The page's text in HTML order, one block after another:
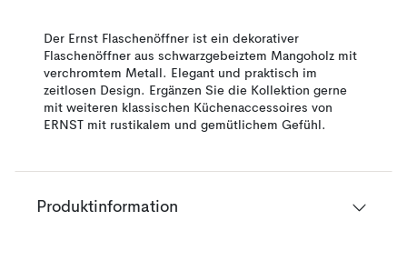
Der Ernst Flaschenöffner ist ein dekorativer
Flaschenöffner aus schwarzgebeiztem Mangoholz mit
verchromtem Metall. Elegant und praktisch im
zeitlosen Design. Ergänzen Sie die Kollektion gerne
mit weiteren klassischen Küchenaccessoires von
ERNST mit rustikalem und gemütlichem Gefühl.
Produktinformation